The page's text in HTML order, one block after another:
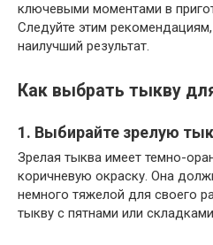
ключевыми моментами в
Следуйте этим
наилучший результат.
Как выбрать тыкву
1. Выбирайте зрелую
Зрелая тыква имеет темно-
коричневую окраску. Она
немного тяжелой для своего
тыкву с пятнами или